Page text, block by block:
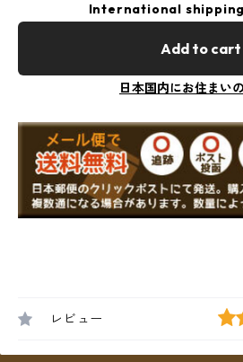
International
Add to cart
日本国内にお住まい
レビュー